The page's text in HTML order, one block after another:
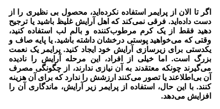
اگر تا الان از پرایمر استفاده نکرده‌اید، محصول بی نظیری را از
دست داده‌اید. فرقی نمی‌کند که اهل آرایش غلیظ باشید یا ترجیح
دهید فقط از یک کرم مرطوب‌کننده و بالم لب استفاده کنید،
وقتی که می‌خواهید پوستی درخشان داشته باشید. یا پایه صاف و
یکدستی برای زیرسازی آرایش خود ایجاد کنید. پرایمر یک نعمت
بزرگ است. اما خیلی از افراد، این مرحله آرایش را نادیده
می‌گیرند چونکه معتقدند به آن نیازی ندارند، از چگونگی مصرف
آن بی‌اطلاعند یا تصور می‌کنند ارزشش را ندارد که برای آن هزینه
کنند. با این حال، استفاده از پرایمر زیر آرایش، ماندگاری آن را
افزایش می‌دهد.